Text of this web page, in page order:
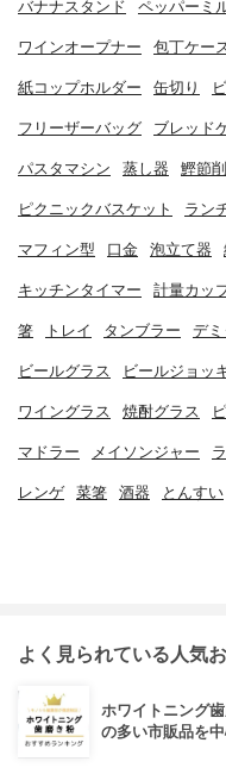
バナナスタンド ペッパーミ
ワインオープナー 包丁ケー
紙コップホルダー 缶切り
フリーザーバッグ ブレッド
パスタマシン 蒸し器 鰹節
ピクニックバスケット ラン
マフィン型 口金 泡立て器
キッチンタイマー 計量カッ
箸 トレイ タンブラー デ
ビールグラス ビールジョッ
ワイングラス 焼酎グラス
マドラー メイソンジャー
レンゲ 菜箸 酒器 とんすい
よく見られている人気
ホワイトニング
の多い市販品を